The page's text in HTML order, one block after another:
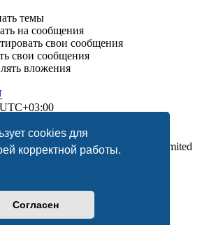
cookies для
корректной работы.
Согласен
темы
на сообщения
свои сообщения
свои сообщения
вложения
UTC+03:00
® Forum Software © phpBB Limited